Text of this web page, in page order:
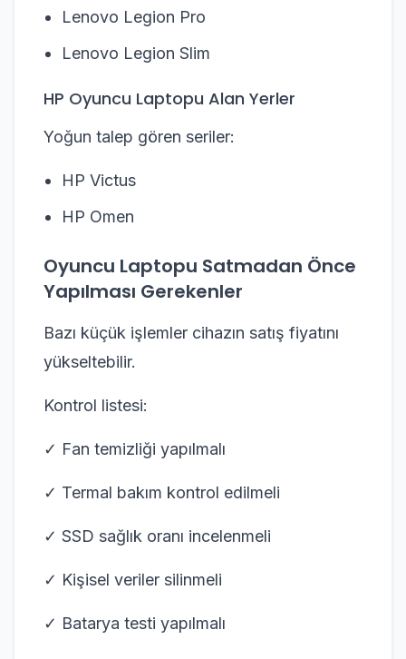
Lenovo Legion Pro
Lenovo Legion Slim
HP Oyuncu Laptopu Alan Yerler
Yoğun talep gören seriler:
HP Victus
HP Omen
Oyuncu Laptopu Satmadan Önce
Yapılması Gerekenler
Bazı küçük işlemler cihazın satış fiyatını
yükseltebilir.
Kontrol listesi:
✓ Fan temizliği yapılmalı
✓ Termal bakım kontrol edilmeli
✓ SSD sağlık oranı incelenmeli
✓ Kişisel veriler silinmeli
✓ Batarya testi yapılmalı